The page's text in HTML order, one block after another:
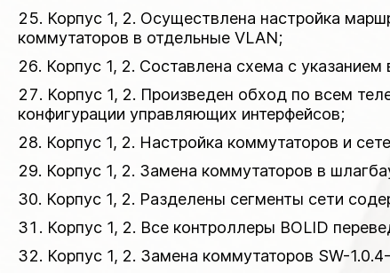
Корпус 1, 2. Осуществлена настройка
коммутаторов в отдельные VLAN;
Корпус 1, 2. Составлена схема с
Корпус 1, 2. Произведен обход по всем
конфигурации управляющих интерфейсов;
Корпус 1, 2. Настройка коммутаторов и
Корпус 1, 2. Замена коммутаторов в
Корпус 1, 2. Разделены сегменты сети
Корпус 1, 2. Все контроллеры BOLID
Корпус 1, 2. Замена коммутаторов SW-